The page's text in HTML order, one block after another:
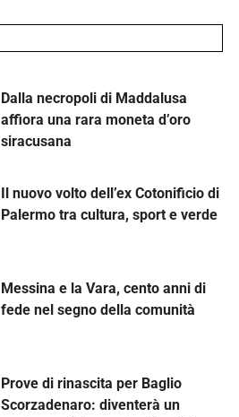
Dalla necropoli di Maddalusa
affiora una rara moneta d’oro
siracusana
Il nuovo volto dell’ex Cotonificio di
Palermo tra cultura, sport e verde
Messina e la Vara, cento anni di
fede nel segno della comunità
Prove di rinascita per Baglio
Scorzadenaro: diventerà un